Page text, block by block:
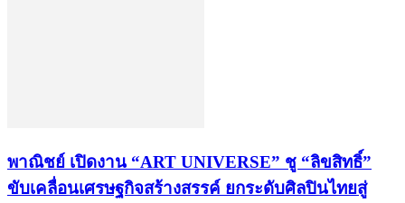
พาณิชย์ เปิดงาน “ART UNIVERSE” ชู “ลิขสิทธิ์”
ขับเคลื่อนเศรษฐกิจสร้างสรรค์ ยกระดับศิลปินไทยสู่